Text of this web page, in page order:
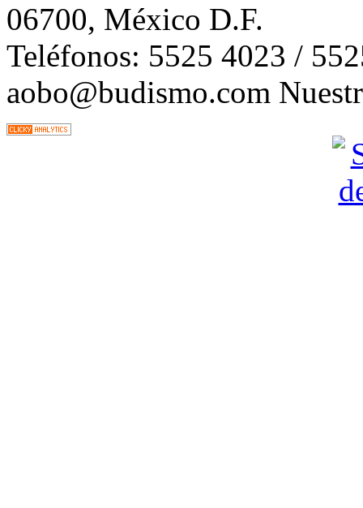
06700, México D.F.
Teléfonos: 5525 4023 /
aobo@budismo.com